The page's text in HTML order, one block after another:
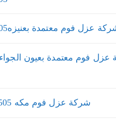
عزل فوم معتمدة بعنيزه0502506505
فوم معتمدة بعيون الجواء 0502506505
شركة عزل فوم مكه 0502506505